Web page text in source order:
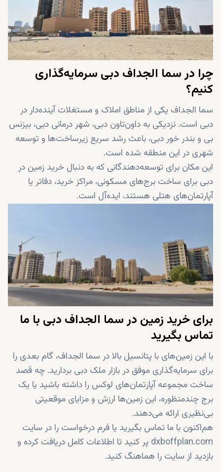
چرا در سما الجداف دبی سرمایه‌گذاری
کنیم؟
سما الجداف یکی از مناطق املاک و مستغلات آینده‌دار در
دبی است. نزدیکی به داون‌تاون دبی، شهر درمانی دبی، بیزنس
بی و بندر خور دبی، باعث رشد سریع زیرساخت‌ها و توسعه
شهری در این منطقه شده است.
این مکان برای توسعه‌دهندگانی که به دنبال خرید زمین در
دبی برای ساخت برج‌های مسکونی، مراکز خرید، دفاتر یا
آپارتمان‌های هتلی هستند، ایده‌آل است.
برای خرید زمین در سما الجداف دبی با ما
تماس بگیرید
با این زمین‌های با پتانسیل بالا در سما الجداف، گام بعدی را
برای سرمایه‌گذاری موفق در بازار ملک دبی بردارید. چه قصد
ساخت مجموعه آپارتمان‌های لوکس را داشته باشید یا یک
برج چندمنظوره، این زمین‌ها ارزش و مزایای موقعیتی
بی‌نظیری ارائه می‌دهند.
هم‌اکنون با ما تماس بگیرید یا فرم درخواست را در سایت
dxboffplan.com پر کنید تا اطلاعات کامل دریافت کرده و
بازدید از سایت را هماهنگ کنید.